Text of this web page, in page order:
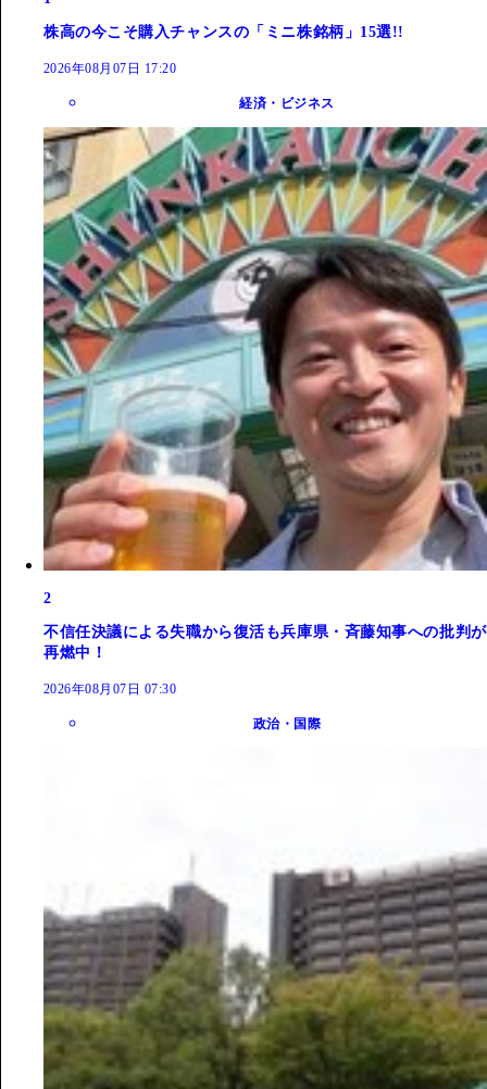
株高の今こそ購入チャンスの「ミニ株銘柄」15選!!
2026年08月07日 17:20
経済・ビジネス
2
不信任決議による失職から復活も兵庫県・斉藤知事への批判が
再燃中！
2026年08月07日 07:30
政治・国際